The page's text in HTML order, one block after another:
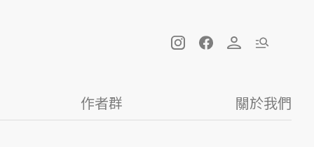
作者群 關於我們